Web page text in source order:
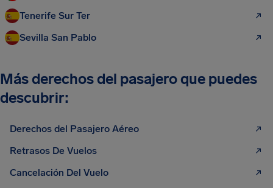
Tenerife Sur Ter
Sevilla San Pablo
Más derechos del pasajero que puedes
descubrir:
Derechos del Pasajero Aéreo
Retrasos De Vuelos
Cancelación Del Vuelo